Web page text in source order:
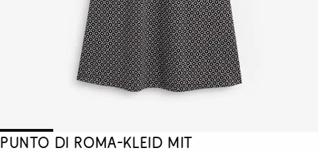
Punto di Roma-Kleid mit